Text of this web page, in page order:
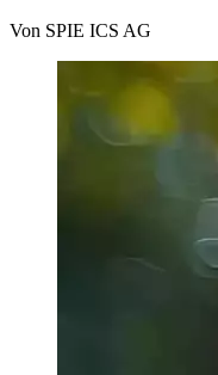
Von SPIE ICS AG